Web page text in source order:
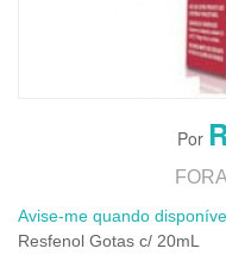
Avise-me quando
Resfenol Gotas c/ 20mL